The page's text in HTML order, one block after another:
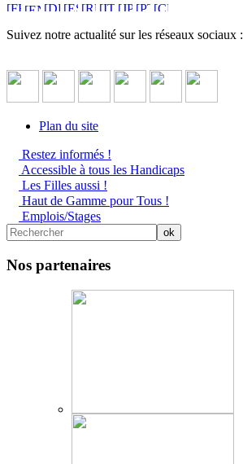
Suivez notre actualité sur les réseaux sociaux :
Plan du site
Restez informés !
Accessible à tous les Handicaps
Les Filles aussi !
Haut de Gamme pour Tous !
Emplois/Stages
Nos partenaires